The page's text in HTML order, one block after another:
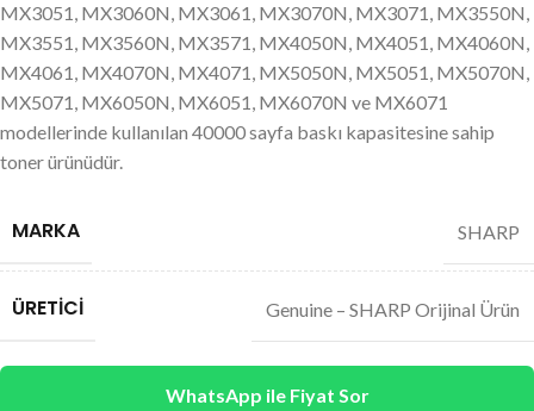
MX3051, MX3060N, MX3061, MX3070N, MX3071, MX3550N,
MX3551, MX3560N, MX3571, MX4050N, MX4051, MX4060N,
MX4061, MX4070N, MX4071, MX5050N, MX5051, MX5070N,
MX5071, MX6050N, MX6051, MX6070N ve MX6071
modellerinde kullanılan 40000 sayfa baskı kapasitesine sahip
toner ürünüdür.
MARKA SHARP
ÜRETICI Genuine – SHARP Orijinal Ürün
WhatsApp ile Fiyat Sor